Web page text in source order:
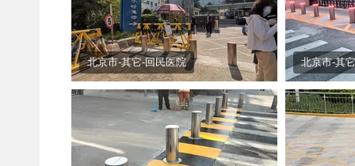
北京市-其它-回民医院 北京市-其